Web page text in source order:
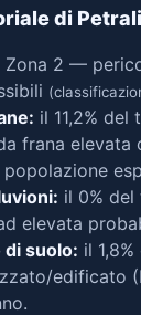
di
Zona 2 —
il 11,2%
frana elevata
popolazione
il 0%
elevata
di suolo: il
edificato